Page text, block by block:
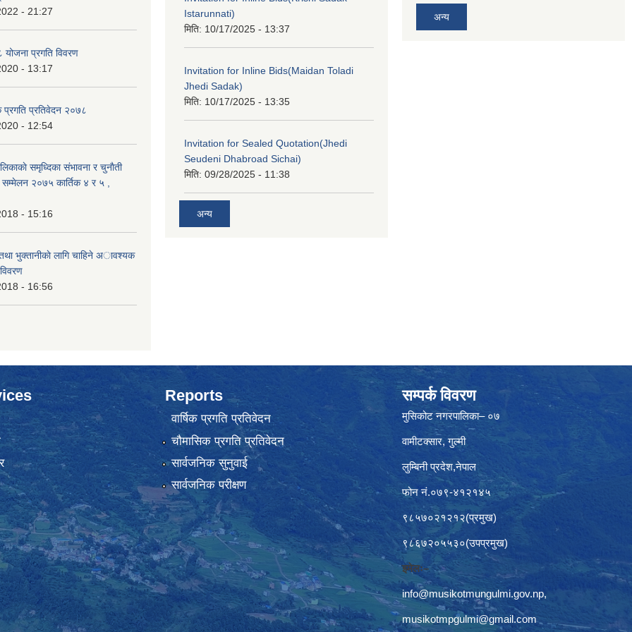
- 21:27
प्रगति विवरण
- 13:17
प्रगति प्रतिवेदन २०७८
- 12:54
समृध्दिका संभावना र चुनाैती
सम्मेलन २०७५ कार्तिक ४ र ५ ,
- 15:16
भुक्तानीकाे लागि चाहिने अावश्यक
- 16:56
Istarunnati)
मिति: 10/17/2025 - 13:37
Invitation for Inline Bids(Maidan Toladi
Jhedi Sadak)
मिति: 10/17/2025 - 13:35
Invitation for Sealed Quotation(Jhedi
Seudeni Dhabroad Sichai)
मिति: 09/28/2025 - 11:38
अन्य
अन्य
Reports
वार्षिक प्रगति प्रतिवेदन
चौमासिक प्रगति प्रतिवेदन
सार्वजनिक सुनुवाई
सार्वजनिक परीक्षण
सम्पर्क विवरण
मुसिकोट नगरपालिका– ०७
वामीटक्सार, गुल्मी
लुम्बिनी प्रदेश,नेपाल
फोन नं.०७९-४१२१४५
९८५७०२१२१२(प्रमुख)
९८६७२०५५३०(उपप्रमुख)
इमेलः–
info@musikotmungulmi.gov.np,
musikotmpgulmi@gmail.com